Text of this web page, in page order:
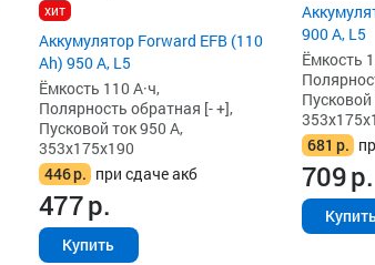
хит
Аккумулятор Forward EFB (110
Ah) 950 А, L5
Ёмкость 110 А·ч,
Полярность обратная [- +],
Пусковой ток 950 А,
353x175x190
446р. при сдаче акб
477р.
Купить
900 А, L5
Ёмкость
Пусковой
681 р.
709р.